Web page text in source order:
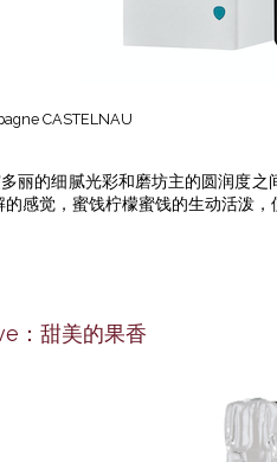
CASTELNAU
丽的细腻光彩和磨坊主的圆润度
感觉，蜜饯柠檬蜜饯的生动活泼
：甜美的果香